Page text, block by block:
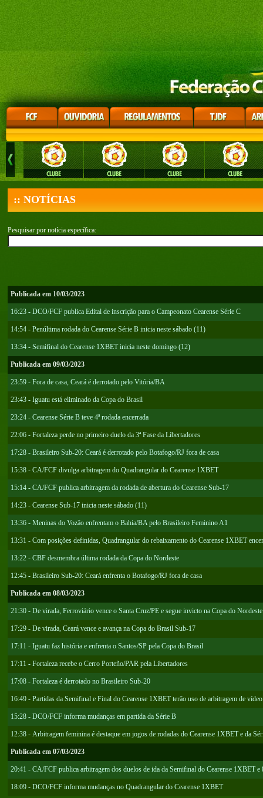
:: NOTÍCIAS
Pesquisar por notícia específica:
Publicada em 10/03/2023
16:23 - DCO/FCF publica Edital de inscrição para o Campeonato Cearense Série C
14:54 - Penúltima rodada do Cearense Série B inicia neste sábado (11)
13:34 - Semifinal do Cearense 1XBET inicia neste domingo (12)
Publicada em 09/03/2023
23:59 - Fora de casa, Ceará é derrotado pelo Vitória/BA
23:43 - Iguatu está eliminado da Copa do Brasil
23:24 - Cearense Série B teve 4ª rodada encerrada
22:06 - Fortaleza perde no primeiro duelo da 3ª Fase da Libertadores
17:28 - Brasileiro Sub-20: Ceará é derrotado pelo Botafogo/RJ fora de casa
15:38 - CA/FCF divulga arbitragem do Quadrangular do Cearense 1XBET
15:14 - CA/FCF publica arbitragem da rodada de abertura do Cearense Sub-17
14:23 - Cearense Sub-17 inicia neste sábado (11)
13:36 - Meninas do Vozão enfrentam o Bahia/BA pelo Brasileiro Feminino A1
13:31 - Com posições definidas, Quadrangular do rebaixamento do Cearense 1XBET
13:22 - CBF desmembra última rodada da Copa do Nordeste
12:45 - Brasileiro Sub-20: Ceará enfrenta o Botafogo/RJ fora de casa
Publicada em 08/03/2023
21:30 - De virada, Ferroviário vence o Santa Cruz/PE e segue invicto na Copa do Nordeste
17:29 - De virada, Ceará vence e avança na Copa do Brasil Sub-17
17:11 - Iguatu faz história e enfrenta o Santos/SP pela Copa do Brasil
17:11 - Fortaleza recebe o Cerro Porteño/PAR pela Libertadores
17:08 - Fortaleza é derrotado no Brasileiro Sub-20
16:49 - Partidas da Semifinal e Final do Cearense 1XBET terão uso de arbitragem de vídeo
15:28 - DCO/FCF informa mudanças em partida da Série B
12:38 - Arbitragem feminina é destaque em jogos de rodadas do Cearense 1XBET e da
Publicada em 07/03/2023
20:41 - CA/FCF publica arbitragem dos duelos de ida da Semifinal do Cearense 1XBET e
18:09 - DCO/FCF informa mudanças no Quadrangular do Cearense 1XBET